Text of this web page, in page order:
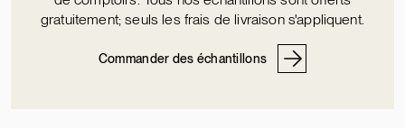
gratuitement; seuls les frais de livraison s'appliquent.
Commander des échantillons